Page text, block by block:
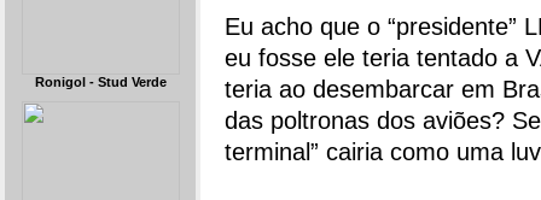
Ronigol - Stud Verde
Eu acho que o “presidente”
eu fosse ele teria tentado a
teria ao desembarcar em
das poltronas dos aviões?
terminal” cairia como uma